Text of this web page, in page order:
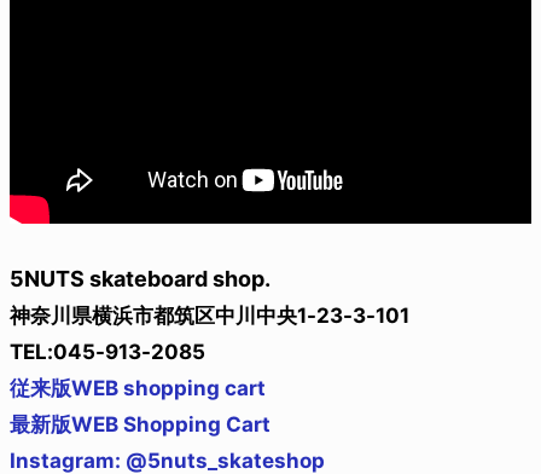
5NUTS skateboard shop.
神奈川県横浜市都筑区中川中央1-23-3-101
TEL:045-913-2085
従来版WEB shopping cart
最新版WEB Shopping Cart
Instagram: @5nuts_skateshop